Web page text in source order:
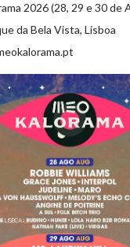
2026 (28, 29 e 30 de
da Bela Vista, Lisboa